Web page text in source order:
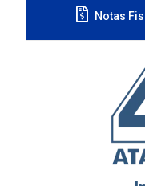
Notas